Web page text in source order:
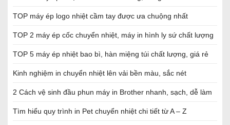
TOP máy ép logo nhiệt cầm tay được ưa chuộng nhất
TOP 2 máy ép cốc chuyển nhiệt, máy in hình ly sứ chất lượng
TOP 5 máy ép nhiệt bao bì, hàn miệng túi chất lượng, giá rẻ
Kinh nghiệm in chuyển nhiệt lên vải bền màu, sắc nét
2 Cách vệ sinh đầu phun máy in Brother nhanh, sạch, dễ làm
Tìm hiểu quy trình in Pet chuyển nhiệt chi tiết từ A – Z